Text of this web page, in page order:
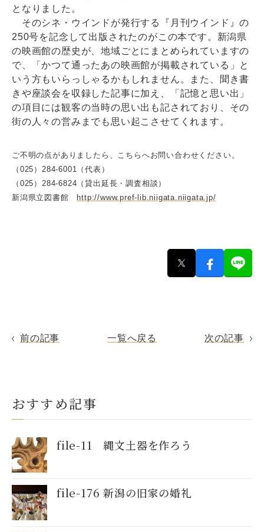
となりました。
そのシネ・ウインドが発行する『月刊ウインド』の
250号を記念して出版されたのがこの本です。新潟県
の映画館の歴史が、地域ごとにまとめられていますの
で、「かつて通ったあの映画館が掲載されている」と
いう方もいらっしゃるかもしれません。また、聞き書
きや座談会を収録した記事に加え、「記憶と思い出」
の項目には観客の当時の思い出も記されており、その
街の人々の営みまでも思い起こさせてくれます。
ご不明の点がありましたら、こちらへお問い合わせください。
（025）284-6001（代表）
（025）284-6824（貸出延長・調査相談）
新潟県立図書館
http://www.pref-lib.niigata.niigata.jp/
前の記事 一覧へ戻る 次の記事
おすすめ記事
file-11 縄文土器を作ろう
file-176 新潟の旧家の婚礼